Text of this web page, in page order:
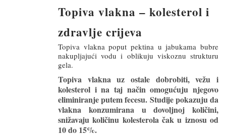
Topiva vlakna – kolesterol i
zdravlje crijeva
Topiva vlakna poput pektina u jabukama bubre
nakupljajući vodu i oblikuju viskoznu strukturu
gela.
Topiva vlakna uz ostale dobrobiti, vežu i
kolesterol i na taj način omogućuju njegovo
eliminiranje putem fecesu. Studije pokazuju da
vlakna konzumirana u dovoljnoj količini,
snižavaju količinu kolesterola čak u iznosu od
10 do 15%.